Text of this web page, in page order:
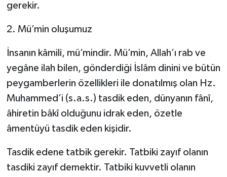
gerekir.
2. Mü’min oluşumuz
İnsanın kâmili, mü’mindir. Mü’min, Allah’ı rab ve
yegâne ilah bilen, gönderdiği İslâm dinini ve bütün
peygamberlerin özellikleri ile donatılmış olan Hz.
Muhammed’i (s.a.s.) tasdik eden, dünyanın fânî,
âhiretin bâkî olduğunu idrak eden, özetle
âmentüyü tasdik eden kişidir.
Tasdik edene tatbik gerekir. Tatbiki zayıf olanın
tasdiki zayıf demektir. Tatbiki kuvvetli olanın